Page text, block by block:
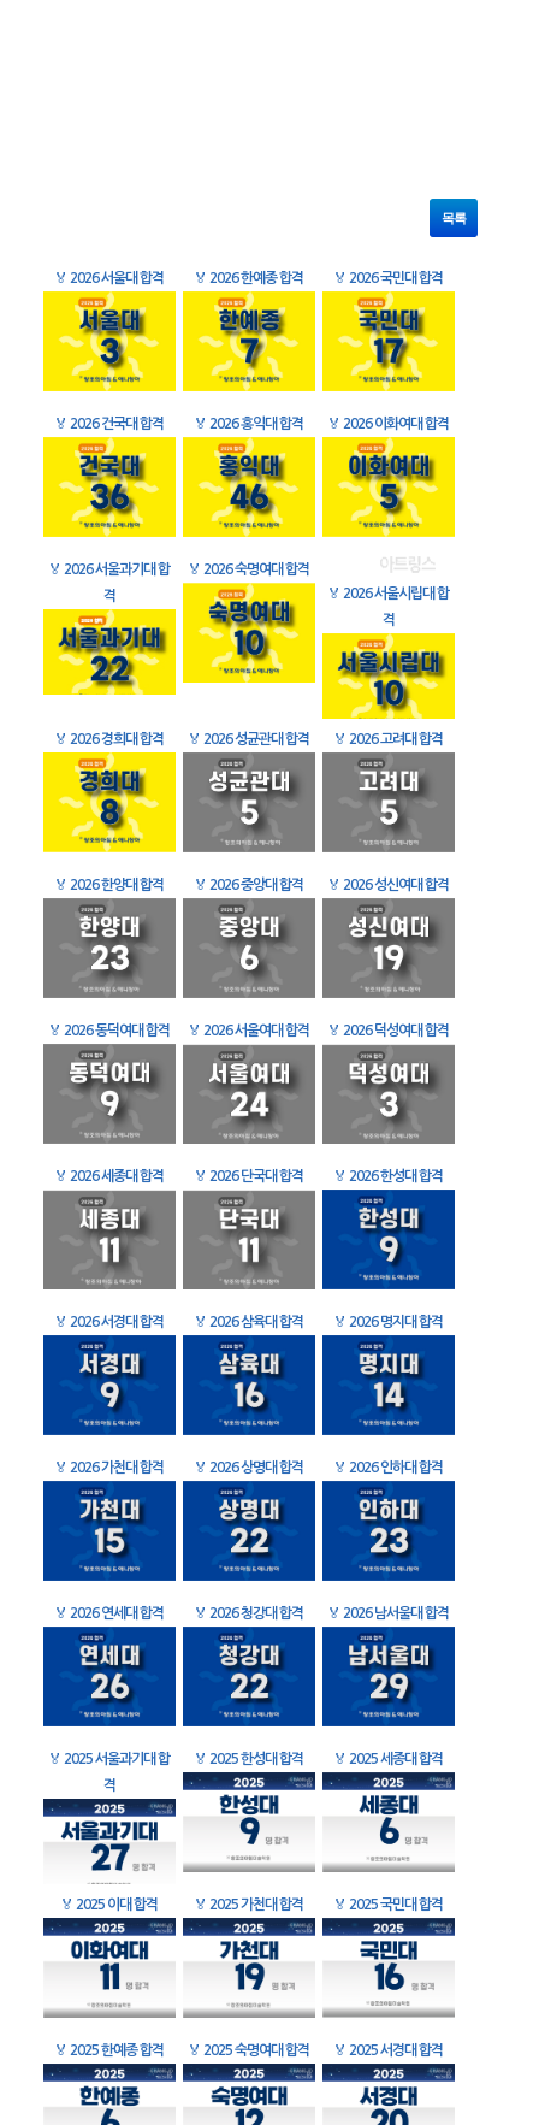
목록
🏅 2026 서울대 합격 🏅 2026 한예종 합격 🏅 2026 국민대 합격
🏅 2026 건국대 합격 🏅 2026 홍익대 합격 🏅 2026 이화여대 합격
🏅 2026 서울과기대 합
격
🏅 2026 숙명여대 합격
🏅 2026 서울시립대 합
격
🏅 2026 경희대 합격 🏅 2026 성균관대 합격 🏅 2026 고려대 합격
🏅 2026 한양대 합격 🏅 2026 중앙대 합격 🏅 2026 성신여대 합격
🏅 2026 동덕여대 합격 🏅 2026 서울여대 합격 🏅 2026 덕성여대 합격
🏅 2026 세종대 합격 🏅 2026 단국대 합격 🏅 2026 한성대 합격
🏅 2026 서경대 합격 🏅 2026 삼육대 합격 🏅 2026 명지대 합격
🏅 2026 가천대 합격 🏅 2026 상명대 합격 🏅 2026 인하대 합격
🏅 2026 연세대 합격 🏅 2026 청강대 합격 🏅 2026 남서울대 합격
🏅 2025 서울과기대 합
격
🏅 2025 한성대 합격 🏅 2025 세종대 합격
🏅 2025 이대 합격 🏅 2025 가천대 합격 🏅 2025 국민대 합격
🏅 2025 한예종 합격 🏅 2025 숙명여대 합격 🏅 2025 서경대 합격